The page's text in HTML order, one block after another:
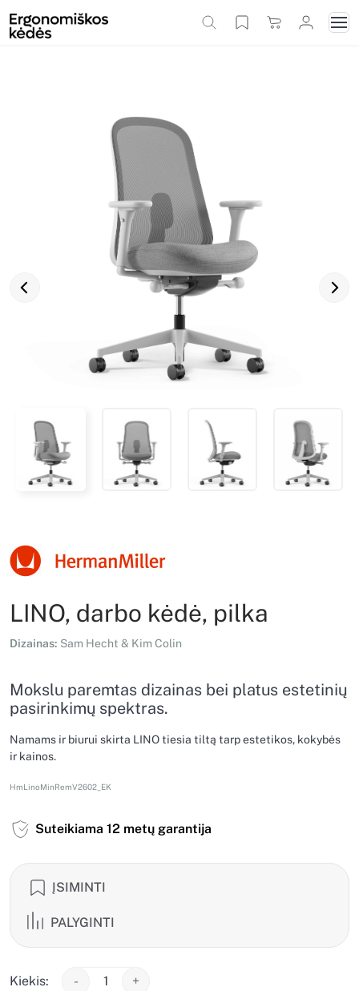
LINO, darbo kėdė, pilka
Dizainas: Sam Hecht & Kim Colin
Mokslu paremtas dizainas bei platus estetinių
pasirinkimų spektras.
Namams ir biurui skirta LINO tiesia tiltą tarp estetikos, kokybės
ir kainos.
HmLinoMinRemV2602_EK
Suteikiama 12 metų garantija
ĮSIMINTI
PALYGINTI
Kiekis: - +